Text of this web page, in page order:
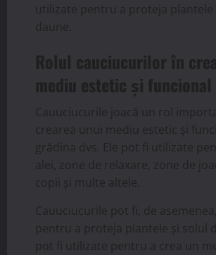
utilizate pentru a proteja plantele
daune.
Rolul cauciucurilor în
mediu estetic și funcional
Cauuciucurile joacă un rol
crearea unui mediu estetic și
grădina dvs. Ele pot fi utilizate
alei, zone de relaxare, zone de
copii și multe altele.
Cauuciucurile pot fi, de
pentru a proteja plantele și solul
pot fi utilizate pentru a crea un